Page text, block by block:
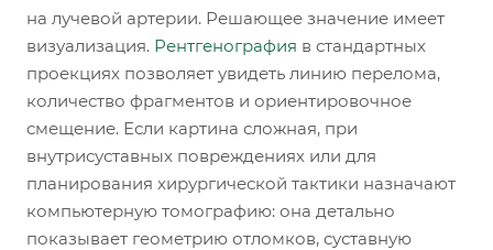
на лучевой артерии. Решающее значение имеет
визуализация. Рентгенография в стандартных
проекциях позволяет увидеть линию перелома,
количество фрагментов и ориентировочное
смещение. Если картина сложная, при
внутрисуставных повреждениях или для
планирования хирургической тактики назначают
компьютерную томографию: она детально
показывает геометрию отломков, суставную